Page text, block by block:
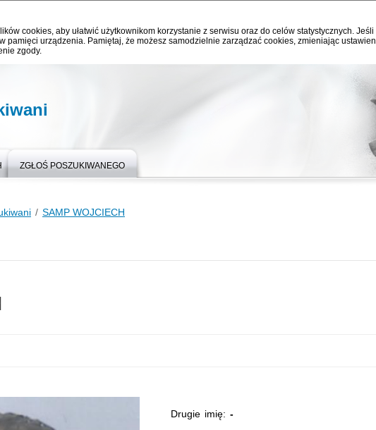
cookies, aby ułatwić użytkownikom korzystanie z serwisu oraz do celów statystycznych.
pamięci urządzenia. Pamiętaj, że możesz samodzielnie zarządzać cookies, zmieniając
zgody.
ZGŁOŚ POSZUKIWANEGO
SAMP WOJCIECH
Drugie imię:-